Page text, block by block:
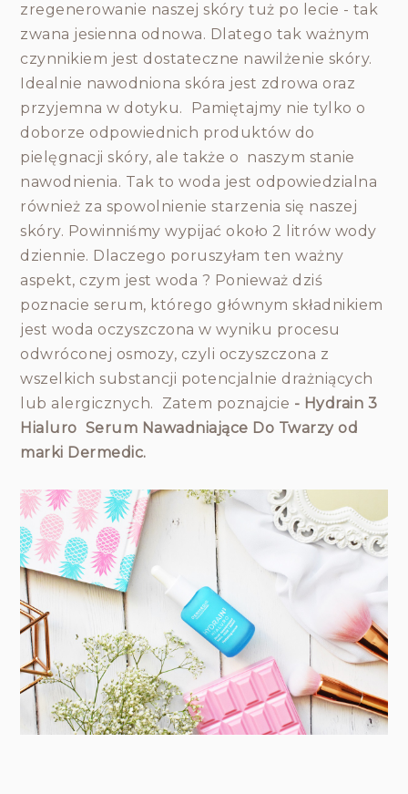
zregenerowanie naszej skóry tuż po lecie - tak
zwana jesienna odnowa. Dlatego tak ważnym
czynnikiem jest dostateczne nawilżenie skóry.
Idealnie nawodniona skóra jest zdrowa oraz
przyjemna w dotyku. Pamiętajmy nie tylko o
doborze odpowiednich produktów do
pielęgnacji skóry, ale także o naszym stanie
nawodnienia. Tak to woda jest odpowiedzialna
również za spowolnienie starzenia się naszej
skóry. Powinniśmy wypijać około 2 litrów wody
dziennie. Dlaczego poruszyłam ten ważny
aspekt, czym jest woda ? Ponieważ dziś
poznacie serum, którego głównym składnikiem
jest woda oczyszczona w wyniku procesu
odwróconej osmozy, czyli oczyszczona z
wszelkich substancji potencjalnie drażniących
lub alergicznych. Zatem poznajcie - Hydrain 3
Hialuro Serum Nawadniające Do Twarzy od
marki Dermedic.